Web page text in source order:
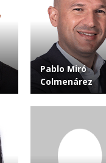
Pablo Miró
Colmenárez